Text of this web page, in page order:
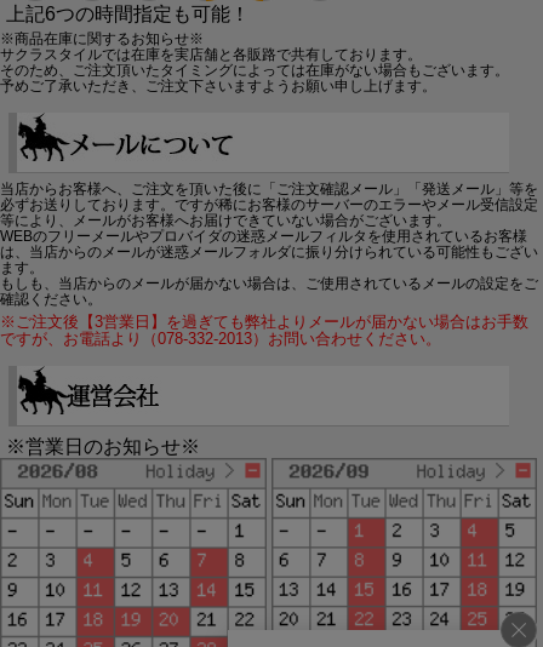
上記6つの時間指定も可能！
※商品在庫に関するお知らせ※
サクラスタイルでは在庫を実店舗と各販路で共有しております。
そのため、ご注文頂いたタイミングによっては在庫がない場合もございます。
予めご了承いただき、ご注文下さいますようお願い申し上げます。
当店からお客様へ、ご注文を頂いた後に「ご注文確認メール」「発送メール」等を
必ずお送りしております。ですが稀にお客様のサーバーのエラーやメール受信設定
等により、メールがお客様へお届けできていない場合がございます。
WEBのフリーメールやプロバイダの迷惑メールフィルタを使用されているお客様
は、当店からのメールが迷惑メールフォルダに振り分けられている可能性もござい
ます。
もしも、当店からのメールが届かない場合は、ご使用されているメールの設定をご
確認ください。
※ご注文後【3営業日】を過ぎても弊社よりメールが届かない場合はお手数
ですが、お電話より（078-332-2013）お問い合わせください。
※営業日のお知らせ※